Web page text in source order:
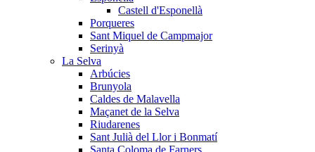
Castell d'Esponellà
Porqueres
Sant Miquel de Campmajor
Serinyà
La Selva
Arbúcies
Brunyola
Caldes de Malavella
Maçanet de la Selva
Riudarenes
Sant Julià del Llor i Bonmatí
Santa Coloma de Farners